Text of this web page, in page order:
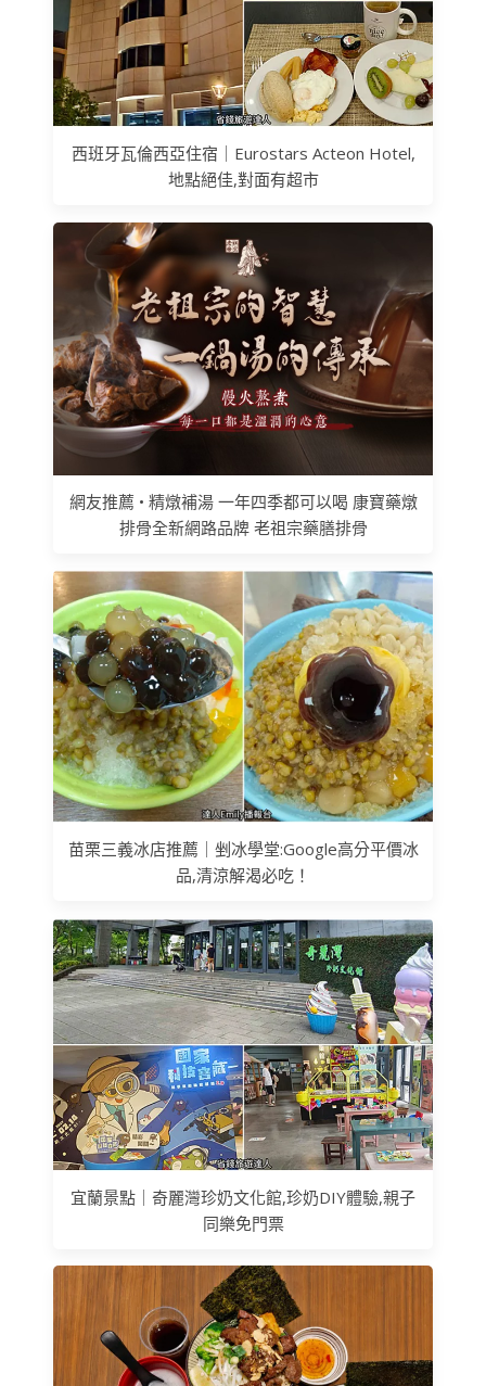
西班牙瓦倫西亞住宿｜Eurostars Acteon Hotel,
地點絕佳,對面有超市
網友推薦 • 精燉補湯 一年四季都可以喝 康寶藥燉
排骨全新網路品牌 老祖宗藥膳排骨
苗栗三義冰店推薦｜剉冰學堂:Google高分平價冰
品,清涼解渴必吃！
宜蘭景點｜奇麗灣珍奶文化館,珍奶DIY體驗,親子
同樂免門票